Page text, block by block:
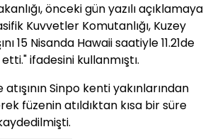
önceki gün yazılı açıklamaya
Kuvvetler Komutanlığı, Kuzey
15 Nisanda Hawaii saatiyle 11.21de
ifadesini kullanmıştı.
Sinpo kenti yakınlarından
füzenin atıldıktan kısa bir süre